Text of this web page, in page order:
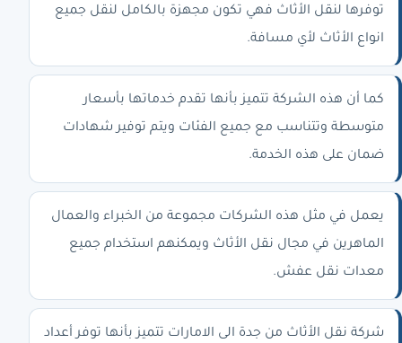
توفرها لنقل الأثاث فهي تكون مجهزة بالكامل لنقل جميع
انواع الأثاث لأي مسافة.
كما أن هذه الشركة تتميز بأنها تقدم خدماتها بأسعار
متوسطة وتتناسب مع جميع الفئات ويتم توفير شهادات
ضمان على هذه الخدمة.
يعمل في مثل هذه الشركات مجموعة من الخبراء والعمال
الماهرين في مجال نقل الأثاث ويمكنهم استخدام جميع
معدات نقل عفش.
شركة نقل الأثاث من جدة الى الامارات تتميز بأنها توفر أعداد